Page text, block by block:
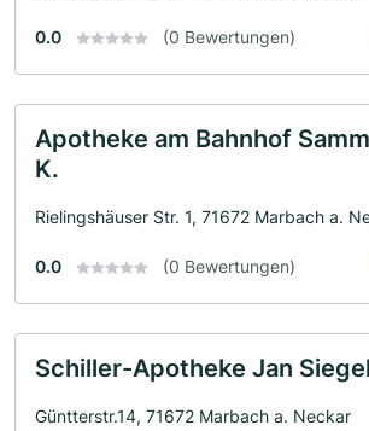
0.0 (0 Bewertungen)
Apotheke am Bahnhof
K.
Rielingshäuser Str. 1, 71672 Marbach a.
0.0 (0 Bewertungen)
Schiller-Apotheke Jan
Güntterstr.14, 71672 Marbach a. Neckar